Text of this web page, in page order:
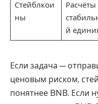
Стейблкои
ны
Расчёты
й
Если задача —
ценовым риском,
понятнее BNB. Если